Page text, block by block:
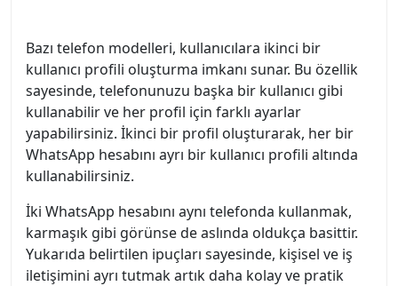
Bazı telefon modelleri, kullanıcılara ikinci bir
kullanıcı profili oluşturma imkanı sunar. Bu özellik
sayesinde, telefonunuzu başka bir kullanıcı gibi
kullanabilir ve her profil için farklı ayarlar
yapabilirsiniz. İkinci bir profil oluşturarak, her bir
WhatsApp hesabını ayrı bir kullanıcı profili altında
kullanabilirsiniz.
İki WhatsApp hesabını aynı telefonda kullanmak,
karmaşık gibi görünse de aslında oldukça basittir.
Yukarıda belirtilen ipuçları sayesinde, kişisel ve iş
iletişimini ayrı tutmak artık daha kolay ve pratik